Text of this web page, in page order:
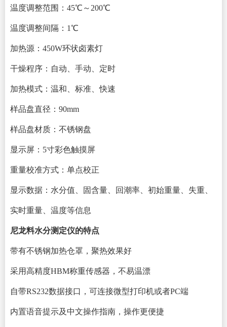
温度调整范围： 45℃～200℃
温度调整间隔： 1℃
加热源： 450W环状卤素灯
干燥程序：自动、手动、定时
加热模式：温和、标准、快速
样品盘直径： 90mm
样品盘材质： 不锈钢盘
显示屏： 5寸彩色触摸屏
重量校准方式：单点校正
显示数据：水分值、固含量、回潮率、初始重量、失重、
实时重量、温度等信息
尼龙料水分测定仪的特点
带有不锈钢加热仓罩，聚热效果好
采用高精度HBM称重传感器，不易温漂
自带RS232数据接口，可连接微型打印机或者PC端
内置语音提示及中文操作指南，操作更便捷